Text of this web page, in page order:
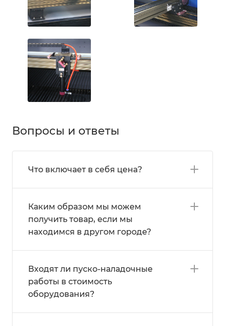
Вопросы и ответы
Что включает в себя цена?
Каким образом мы можем
получить товар, если мы
находимся в другом городе?
Входят ли пуско-наладочные
работы в стоимость
оборудования?